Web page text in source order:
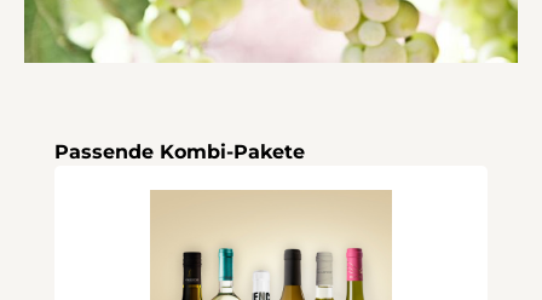
Produktgalerie überspringen
Passende Kombi-Pakete